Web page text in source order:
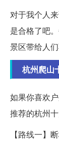
对于我个人
是合格了吧
景区带给人
杭州爬山
如果你喜欢
推荐的杭州
【路线一】